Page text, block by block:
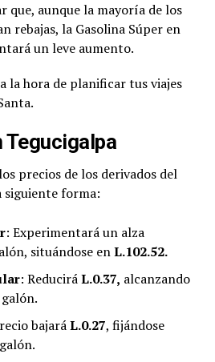
que, aunque la mayoría de los
rebajas, la Gasolina Súper en
un leve aumento.
la hora de planificar tus viajes
Tegucigalpa
precios de los derivados del
siguiente forma:
: Experimentará un alza
situándose enL.102.52.
: ReduciráL.0.37, alcanzando
bajaráL.0.27, fijándose